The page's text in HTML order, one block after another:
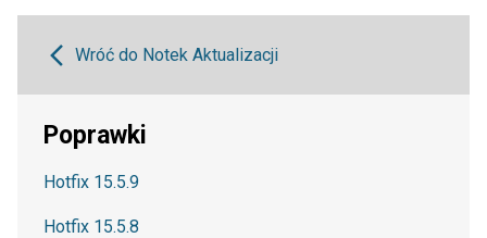
Wróć do Notek Aktualizacji
Poprawki
Hotfix 15.5.9
Hotfix 15.5.8